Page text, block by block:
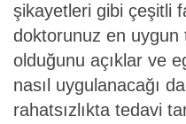
şikayetleri gibi çeşitli
doktorunuz en uygun
olduğunu açıklar ve
nasıl uygulanacağı
rahatsızlıkta tedavi